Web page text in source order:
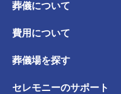
葬儀について
費用について
葬儀場を探す
セレモニーのサポート